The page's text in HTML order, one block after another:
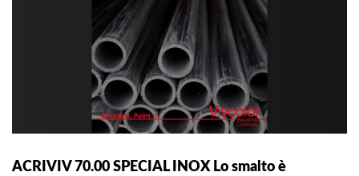
ACRIVIV 70.00 SPECIAL INOX Lo smalto è